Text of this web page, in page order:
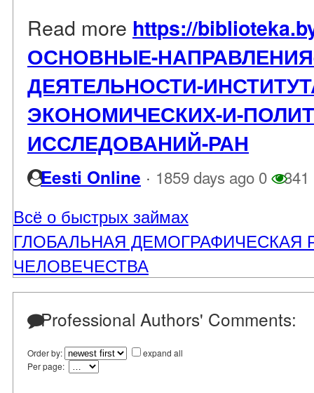
Read more https://
ОСНОВНЫЕ-
ДЕЯТЕЛЬНОСТИ-
ЭКОНОМИЧЕСКИХ-И-
ИССЛЕДОВАНИЙ-РАН
Eesti Online · 1859 days ago 0 341
Всё о быстрых займах
ГЛОБАЛЬНАЯ
ЧЕЛОВЕЧЕСТВА
Professional Authors' Comments:
Order by:
expand all
Per page: